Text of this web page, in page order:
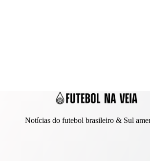
Notícias do futebol brasileiro & Sul